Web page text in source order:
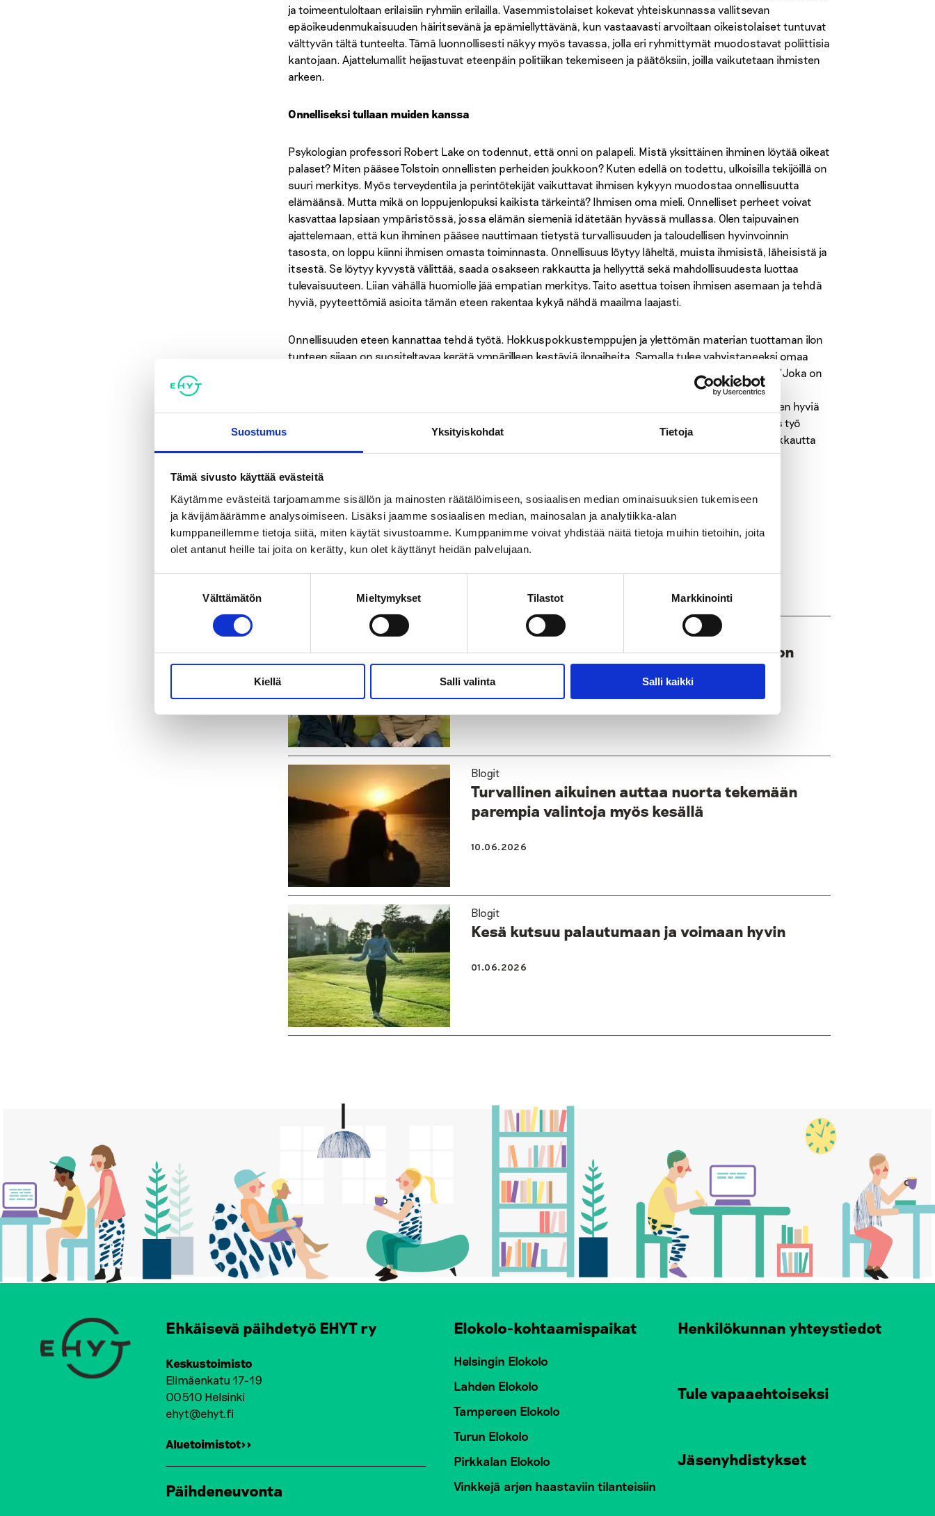
Suostumus Yksityiskohdat Tietoja
Tämä sivusto käyttää evästeitä
Käytämme evästeitä tarjoamamme sisällön ja mainosten räätälöimiseen, sosiaalisen median ominaisuuksien tukemiseen
ja kävijämäärämme analysoimiseen. Lisäksi jaamme sosiaalisen median, mainosalan ja analytiikka-alan
kumppaneillemme tietoja siitä, miten käytät sivustoamme. Kumppanimme voivat yhdistää näitä tietoja muihin tietoihin, joita
olet antanut heille tai joita on kerätty, kun olet käyttänyt heidän palvelujaan.
Välttämätön Mieltymykset Tilastot Markkinointi
Kiellä Salli valinta Salli kaikki
ja toimeentuloltaan erilaisiin ryhmiin erilailla. Vasemmistolaiset kokevat yhteiskunnassa vallitsevan
epäoikeudenmukaisuuden häiritsevänä ja epämiellyttävänä, kun vastaavasti arvoiltaan oikeistolaiset tuntuvat
välttyvän tältä tunteelta. Tämä luonnollisesti näkyy myös tavassa, jolla eri ryhmittymät muodostavat poliittisia
kantojaan. Ajattelumallit heijastuvat eteenpäin politiikan tekemiseen ja päätöksiin, joilla vaikutetaan ihmisten
arkeen.
Onnelliseksi tullaan muiden kanssa
Psykologian professori Robert Lake on todennut, että onni on palapeli. Mistä yksittäinen ihminen löytää oikeat
palaset? Miten pääsee Tolstoin onnellisten perheiden joukkoon? Kuten edellä on todettu, ulkoisilla tekijöillä on
suuri merkitys. Myös terveydentila ja perintötekijät vaikuttavat ihmisen kykyyn muodostaa onnellisuutta
elämäänsä. Mutta mikä on loppujenlopuksi kaikista tärkeintä? Ihmisen oma mieli. Onnelliset perheet voivat
kasvattaa lapsiaan ympäristössä, jossa elämän siemeniä idätetään hyvässä mullassa. Olen taipuvainen
ajattelemaan, että kun ihminen pääsee nauttimaan tietystä turvallisuuden ja taloudellisen hyvinvoinnin
tasosta, on loppu kiinni ihmisen omasta toiminnasta. Onnellisuus löytyy läheltä, muista ihmisistä, läheisistä ja
itsestä. Se löytyy kyvystä välittää, saada osakseen rakkautta ja hellyyttä sekä mahdollisuudesta luottaa
tulevaisuuteen. Liian vähällä huomiolle jää empatian merkitys. Taito asettua toisen ihmisen asemaan ja tehdä
hyviä, pyyteettömiä asioita tämän eteen rakentaa kykyä nähdä maailma laajasti.
Onnellisuuden eteen kannattaa tehdä työtä. Hokkuspokkustemppujen ja ylettömän materian tuottaman ilon
tunteen sijaan on suositeltavaa kerätä ympärilleen kestäviä ilonaiheita. Samalla tulee vahvistaneeksi omaa
vastustuskykyään mielipahaa vastaan. Lainaus Anne Frankin päiväkirjan kiteyttää tämän ajatuksen: ”Joka on
onnellinen, tekee toisetkin onnellisiksi. Joka on rohkea ja luottavainen, ei sorru hädänkään alla.” Näin
ajattelemalla ymmärtää, miksi maailmassa on vaalittava hyvyyttä ja kauneutta sekä sanottava ääneen hyviä
ajatuksiaan. Me elämme toisten ihmisten kanssa ja olemme aina riippuvaisia muista. Juuri siksi myös työ
toisten onnellisuuden eteen on työtä itsensä parhaaksi. Onnellisuus kasvaa ympäristössä, jossa rakkautta
on enemmän kuin vihaa ja pahaa mieltä.
Jaa:
Yläkouluun ja toiselle asteelle siirtyminen on
nuorelle suuri muutos
Blogit
Turvallinen aikuinen auttaa nuorta tekemään
parempia valintoja myös kesällä
10.06.2026
Blogit
Kesä kutsuu palautumaan ja voimaan hyvin
01.06.2026
Ehkäisevä päihdetyö EHYT ry
Keskustoimisto
Elimäenkatu 17-19
00510 Helsinki
ehyt@ehyt.fi
Aluetoimistot>>
Päihdeneuvonta
Elokolo-kohtaamispaikat
Helsingin Elokolo
Lahden Elokolo
Tampereen Elokolo
Turun Elokolo
Pirkkalan Elokolo
Vinkkejä arjen haastaviin tilanteisiin
Henkilökunnan yhteystiedot
Tule vapaaehtoiseksi
Jäsenyhdistykset